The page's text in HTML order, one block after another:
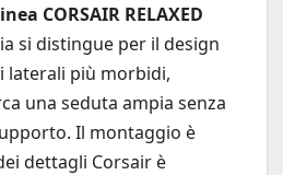
CORSAIR RELAXED
si distingue per il design
laterali più morbidi,
una seduta ampia senza
Il montaggio è
dettagli Corsair è